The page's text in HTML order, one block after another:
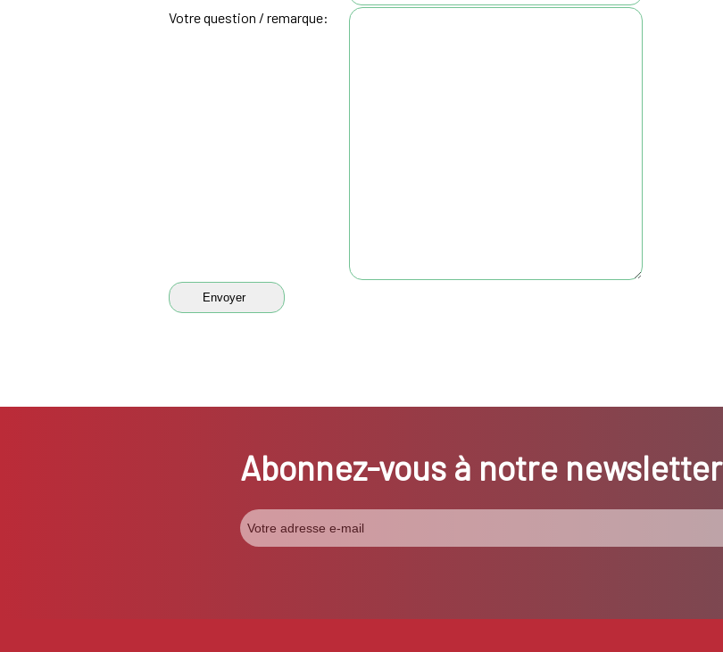
Votre question / remarque:
Abonnez-vous à notre newsletter